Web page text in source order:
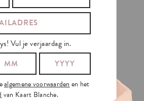
Vul je verjaardag in.
algemene voorwaardenen het
van Kaart Blanche.